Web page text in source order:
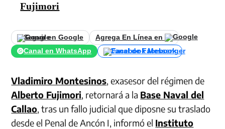
Fujimori
Seguir en Google
Agrega En Línea en
Canal en WhatsApp
Canal de Facebook
Vladimiro Montesinos, exasesor del régimen de
Alberto Fujimori, retornará a la Base Naval del
Callao, tras un fallo judicial que diposne su traslado
desde el Penal de Ancón I, informó el Instituto